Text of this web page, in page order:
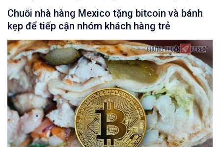
Chuỗi nhà hàng Mexico tặng bitcoin và bánh
kẹp để tiếp cận nhóm khách hàng trẻ